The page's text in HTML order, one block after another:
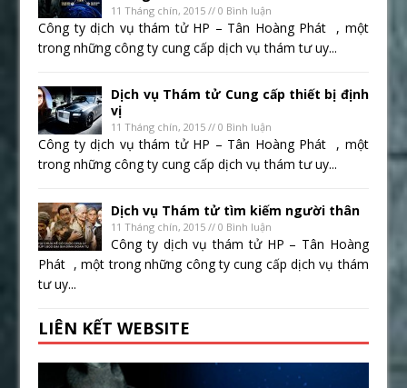
11 Tháng chín, 2015 // 0 Bình luận
Công ty dịch vụ thám tử HP – Tân Hoàng Phát , một
trong những công ty cung cấp dịch vụ thám tư uy...
Dịch vụ Thám tử Cung cấp thiết bị định
vị
11 Tháng chín, 2015 // 0 Bình luận
Công ty dịch vụ thám tử HP – Tân Hoàng Phát , một
trong những công ty cung cấp dịch vụ thám tư uy...
Dịch vụ Thám tử tìm kiếm người thân
11 Tháng chín, 2015 // 0 Bình luận
Công ty dịch vụ thám tử HP – Tân Hoàng
Phát , một trong những công ty cung cấp dịch vụ thám
tư uy...
LIÊN KẾT WEBSITE